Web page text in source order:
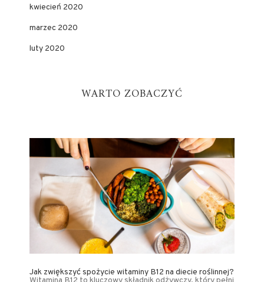
kwiecień 2020
marzec 2020
luty 2020
WARTO ZOBACZYĆ
Jak zwiększyć spożycie witaminy B12 na diecie roślinnej?